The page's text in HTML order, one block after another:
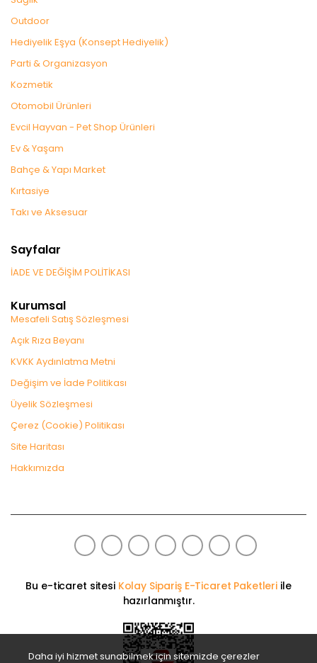
Outdoor
Hediyelik Eşya (Konsept Hediyelik)
Parti & Organizasyon
Kozmetik
Otomobil Ürünleri
Evcil Hayvan - Pet Shop Ürünleri
Ev & Yaşam
Bahçe & Yapı Market
Kırtasiye
Takı ve Aksesuar
Sayfalar
İADE VE DEĞİŞİM POLİTİKASI
Kurumsal
Mesafeli Satış Sözleşmesi
Açık Rıza Beyanı
KVKK Aydınlatma Metni
Değişim ve İade Politikası
Üyelik Sözleşmesi
Çerez (Cookie) Politikası
Site Haritası
Hakkımızda
Bu e-ticaret sitesi Kolay Sipariş E-Ticaret Paketleri ile
hazırlanmıştır.
Daha iyi hizmet sunabilmek için sitemizde çerezler